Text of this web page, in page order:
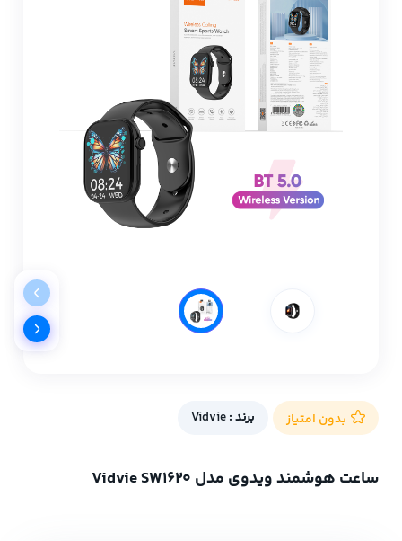
بدون امتیاز برند :Vidvie
ساعت هوشمند ویدوی مدل Vidvie SW1620